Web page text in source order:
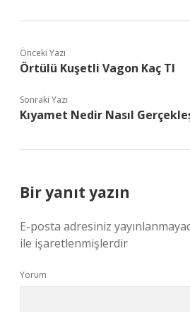
Önceki Yazı
Örtülü Kuşetli Vagon Kaç Tl
Sonraki Yazı
Kıyamet Nedir Nasıl
Bir yanıt yazın
E-posta adresiniz
ile işaretlenmişlerdir
Yorum